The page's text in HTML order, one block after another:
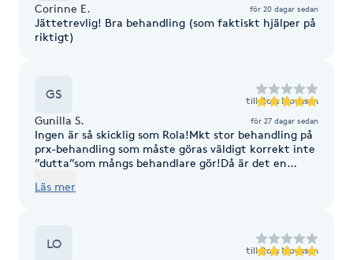
Extensions
Extensions borttagning
Eyeliner-tatuering
Face framing
Corinne E. för 20 dagar sedan
Jättetrevlig! Bra behandling (som faktiskt hjälper på
riktigt)
GS till Rola Moussan
Gunilla S. för 27 dagar sedan
Ingen är så skicklig som Rola!Mkt stor behandling på
prx-behandling som måste göras väldigt korrekt inte
”dutta”som mångs behandlare gör!Då är det en
Askungebehandling”det handlar endast om att
oproffesionellt ”duttande”då är behandling
fullständig ogjord!Me inte hos Rola!Honär proffs…👍
Läs mer
LO till Rola Moussan